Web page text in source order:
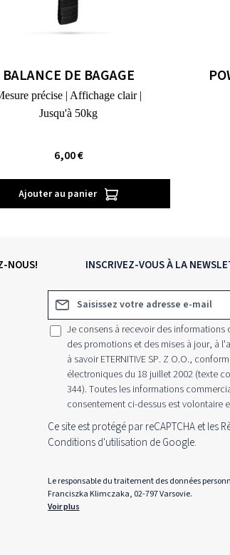
BALANCE DE BAGAGE
précise | Affichage clair |
Jusqu'à 50kg
6,00 €
Ajouter au panier
INSCRIVEZ-VOUS À LA
Adresse e-mail*
Je consens à recevoir des
des promotions et des mises à jour, à
à savoir ETERNITIVE SP. Z O.O.,
électroniques du 18 juillet 2002 (texte
344). Toutes les informations
consentement ci-dessus est volontaire
Ce site est protégé par reCAPTCHA et les
Conditions d'utilisation de Google.
Le responsable du traitement des données
Franciszka Klimczaka, 02-797 Varsovie.
Voir plus
NOUS!